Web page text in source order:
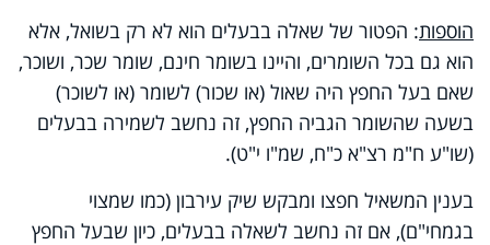
הוספות: הפטור של שאלה בבעלים הוא לא רק בשואל, אלא
הוא גם בכל השומרים, והיינו בשומר חינם, שומר שכר, ושוכר,
שאם בעל החפץ היה שאול (או שכור) לשומר (או לשוכר)
בשעה שהשומר הגביה החפץ, זה נחשב לשמירה בבעלים
(שו"ע ח"מ רצ"א כ"ח, שמ"ו י"ט).
בענין המשאיל חפצו ומבקש שיק עירבון (כמו שמצוי
בגמחי"ם), אם זה נחשב לשאלה בבעלים, כיון שבעל החפץ